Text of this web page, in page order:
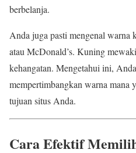
berbelanja.
Anda juga pasti mengenal warna
atau McDonald’s. Kuning
kehangatan. Mengetahui ini,
mempertimbangkan warna mana
tujuan situs Anda.
Cara Efektif